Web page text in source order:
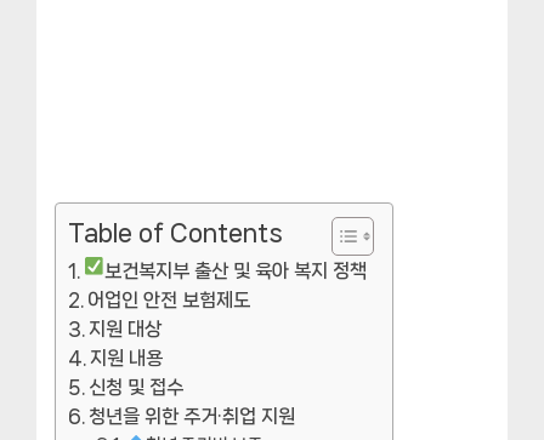
Table of Contents
보건복지부 출산 및 육아 복지 정책
어업인 안전 보험제도
지원 대상
지원 내용
신청 및 접수
청년을 위한 주거·취업 지원